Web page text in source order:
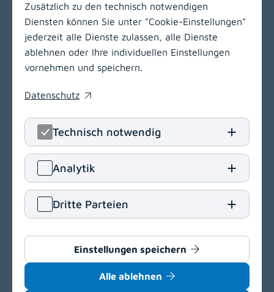
LinkedIn
(opens in
Klinikum Klagenfurt am Wörthersee
Feschnigstraße 11
9020 Klagenfurt am Wörthersee
+43 463 538-0
Eklinikum.klagenfurt[at]kabeg.at
Zusätzlich zu den technisch notwendigen
Diensten können Sie unter "Cookie-Einstellungen"
jederzeit alle Dienste zulassen, alle Dienste
ablehnen oder Ihre individuellen Einstellungen
vornehmen und speichern.
Datenschutz
(opens in a new window)
Technisch notwendig
Analytik
Dritte Parteien
Einstellungen speichern
Alle ablehnen